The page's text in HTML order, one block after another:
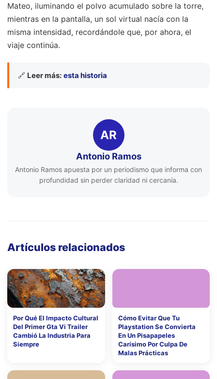
Mateo, iluminando el polvo acumulado sobre la torre,
mientras en la pantalla, un sol virtual nacía con la
misma intensidad, recordándole que, por ahora, el
viaje continúa.
🔗 Leer más: esta historia
AR
Antonio Ramos
Antonio Ramos apuesta por un periodismo que informa con
profundidad sin perder claridad ni cercanía.
Artículos relacionados
Por Qué El Impacto Cultural
Del Primer Gta Vi Trailer
Cambió La Industria Para
Siempre
Cómo Evitar Que Tu
Playstation Se Convierta
En Un Pisapapeles
Carísimo Por Culpa De
Malas Prácticas